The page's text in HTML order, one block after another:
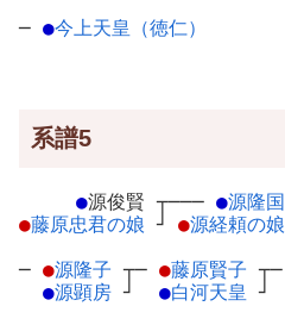
─ ●今上天皇（徳仁）
系譜5
●源俊賢 ┬
●藤原忠君の娘 ┘
─── ●源隆国
●源経頼の娘
─ ●源隆子 ┬
●源顕房 ┘
─ ●藤原賢子 ┬
●白河天皇 ┘
─